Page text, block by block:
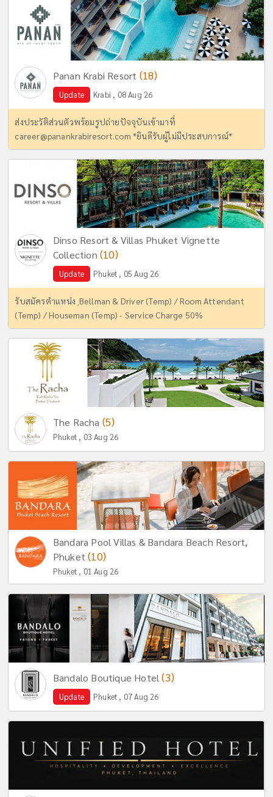
Panan Krabi Resort (18)
Update Krabi , 08 Aug 26
ส่งประวัติส่วนตัวพร้อมรูปถ่ายปัจจุบันเข้ามาที่
career@panankrabiresort.com *ยินดีรับผู้ไม่มีประสบการณ์*
Dinso Resort & Villas Phuket Vignette
Collection (10)
Update Phuket , 05 Aug 26
รับสมัครตำแหน่ง ฺBellman & Driver (Temp) / Room Attendant
(Temp) / Houseman (Temp) - Service Charge 50%
The Racha (5)
Phuket , 03 Aug 26
Bandara Pool Villas & Bandara Beach Resort,
Phuket(10)
Phuket , 01 Aug 26
Bandalo Boutique Hotel(3)
Update Phuket , 07 Aug 26